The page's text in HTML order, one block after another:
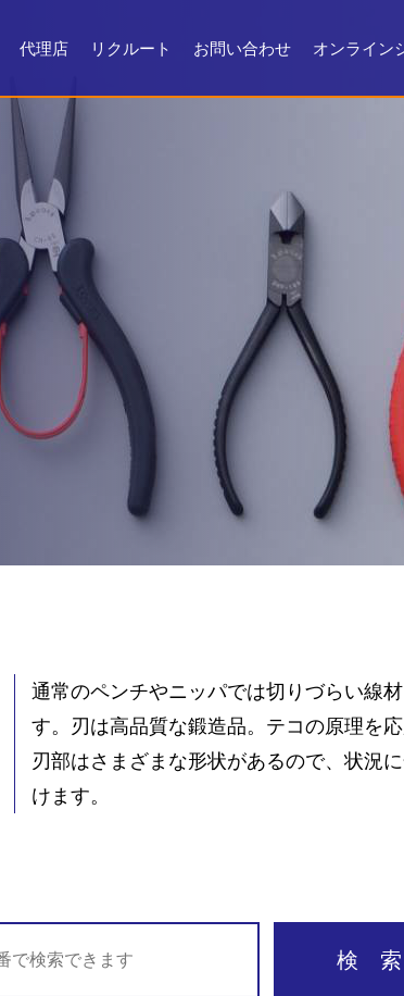
代理店 リクルート
お問い合わせ
オンライン
通常のペンチやニッパでは切りづらい線
す。刃は高品質な鍛造品。テコの原理を
刃部はさまざまな形状があるので、状況
けます。